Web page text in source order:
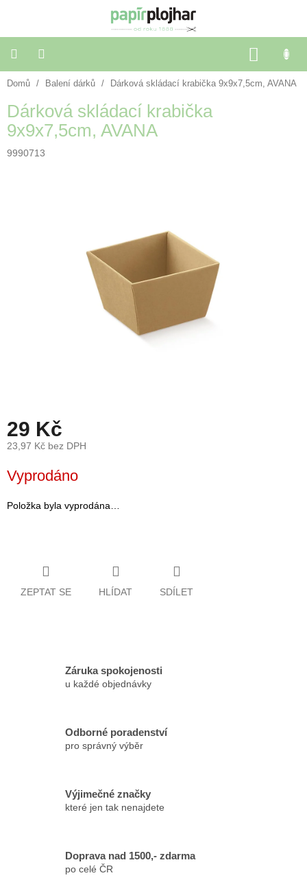
KOŠÍK
Balení
Dekorace
doplňky
Novinky
Prodejny
Přihlášení
Domů / Balení dárků / Dárková skládací krabička 9x9x7,5cm, AVANA
Dárková skládací krabička
9x9x7,5cm, AVANA
9990713
29 Kč
23,97 Kč bez DPH
cena:
Vyprodáno
Položka byla vyprodána…
ZEPTAT SE HLÍDAT SDÍLET
Záruka spokojenosti
u každé objednávky
Odborné poradenství
pro správný výběr
Výjimečné značky
které jen tak nenajdete
Doprava nad 1500,- zdarma
po celé ČR